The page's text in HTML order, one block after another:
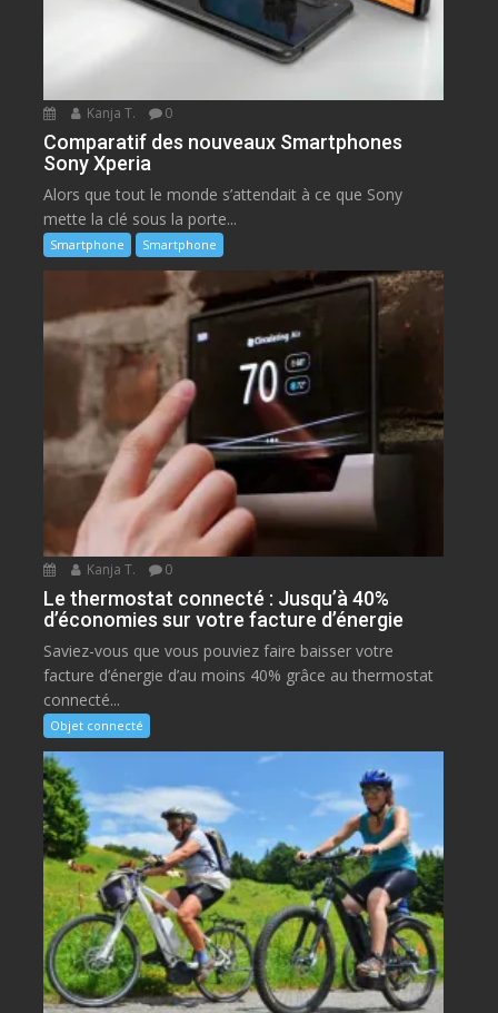
Kanja T. 0
Comparatif des nouveaux Smartphones
Sony Xperia
Alors que tout le monde s’attendait à ce que Sony
mette la clé sous la porte...
Smartphone Smartphone
Kanja T. 0
Le thermostat connecté : Jusqu’à 40%
d’économies sur votre facture d’énergie
Saviez-vous que vous pouviez faire baisser votre
facture d’énergie d’au moins 40% grâce au thermostat
connecté...
Objet connecté